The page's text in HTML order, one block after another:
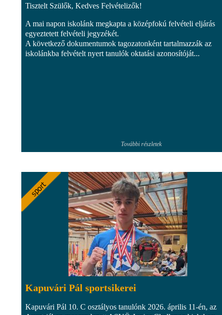
Tisztelt Szülők, Kedves Felvételizők!
A mai napon iskolánk megkapta a középfokú felvételi eljárás
egyeztetett felvételi jegyzékét.
A következő dokumentumok tagozatonként tartalmazzák az
iskolánkba felvételt nyert tanulók oktatási azonosítóját...
További részletek
Kapuvári Pál sportsikerei
Kapuvári Pál 10. C osztályos tanulónk 2026. április 11-én, az